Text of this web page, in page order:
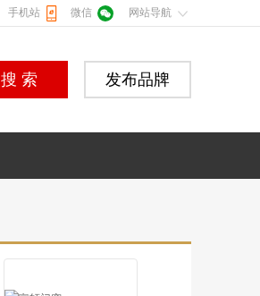
手机站 微信 网站导航
搜 索 发布品牌